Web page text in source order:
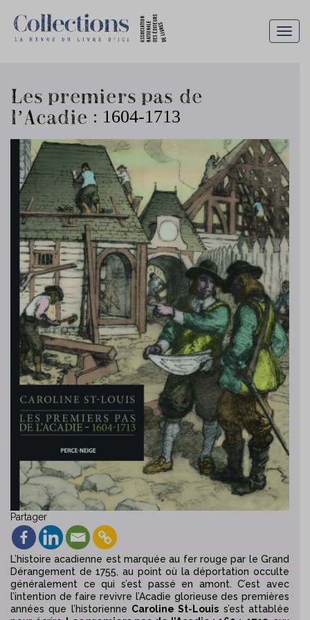
Les premiers pas de
l’Acadie : 1604-1713
Partager
L’histoire acadienne est marquée au fer rouge par le Grand
Dérangement de 1755, au point où la déportation occulte
généralement ce qui s’est passé en amont. C’est avec
l’intention de faire revivre l’Acadie glorieuse des premières
années que l’historienne Caroline St-Louis s’est attablée